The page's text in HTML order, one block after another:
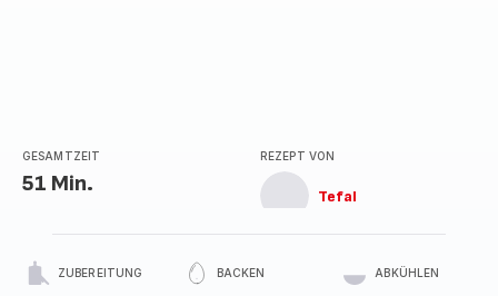
GESAMTZEIT
51 Min.
REZEPT VON
Tefal
ZUBEREITUNG BACKEN ABKÜHLEN